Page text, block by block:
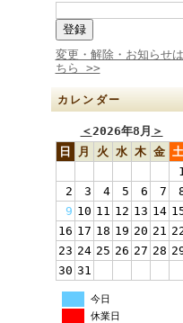
変更・解除・お知らせ
ちら >>
カレンダー
＜2026年8月 ＞
日
月 火 水 木 金 土
2
3 4 5 6 7
9 10 11 12 13 14
16 17 18 19 20 21
23 24 25 26 27 28
30 31
今日
休業日